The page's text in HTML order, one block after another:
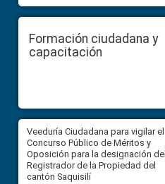
Formación ciudadana y
capacitación
Veeduría Ciudadana para vigilar el
Concurso Público de Méritos y
Oposición para la designación del
Registrador de la Propiedad del
cantón Saquisilí